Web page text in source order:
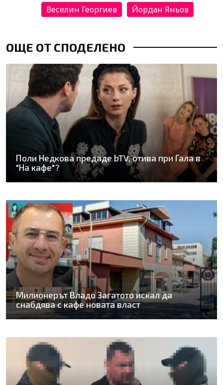
Веселин Георгиев Йордан Яньов
ОЩЕ ОТ СПОДЕЛЕНО
Поли Недкова предаде bTV, отива при Гала в
"На кафе"?
Милионерът Владо Загатото искал да
снабдява с кафе новата власт